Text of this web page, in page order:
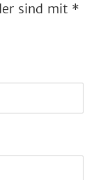
sind mit *